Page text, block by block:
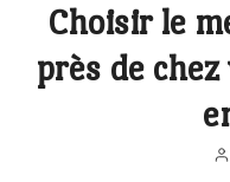
Choisir le
près de